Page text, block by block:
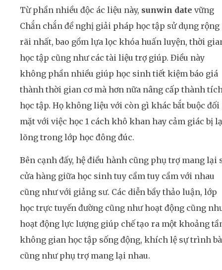
Từ phần nhiều độc ác liệu này, sunwin date vững
Chắn chắn đề nghị giải pháp học tập sử dụng rộng
rãi nhất, bao gồm lựa lọc khóa huấn luyện, thời
học tập cũng như các tài liệu trợ giúp. Điều này
không phần nhiều giúp học sinh tiết kiệm báo giá
thành thời gian cơ mà hơn nữa nâng cấp thành
học tập. Họ không liệu với còn gì khác bắt buộc đối
mặt với việc học 1 cách khô khan hay cảm giác bị
lõng trong lớp học đông đúc.
Bên cạnh đấy, hệ điều hành cũng phụ trợ mang lại
cửa hàng giữa học sinh tuy cầm tuy cầm với nhau
cũng như với giảng sư. Các diễn bầy thảo luận, lớp
học trực tuyến đường cũng như hoạt động cũng
hoạt động lực lượng giúp chế tạo ra một khoảng
không gian học tập sống động, khích lệ sự trình
cũng như phụ trợ mang lại nhau.